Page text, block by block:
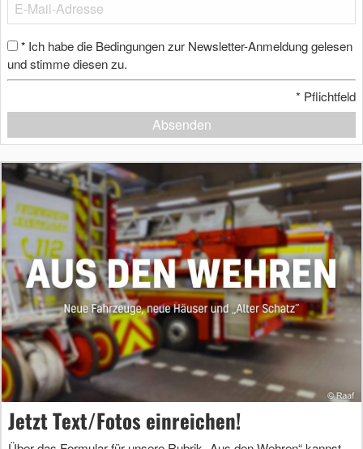
* Ich habe die Bedingungen zur Newsletter-Anmeldung gelesen
und stimme diesen zu.
* Pflichtfeld
Absenden
Jetzt Text/Fotos einreichen!